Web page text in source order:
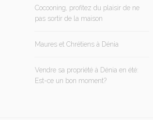
Cocooning, profitez du plaisir de ne
pas sortir de la maison
Maures et Chrétiens à Dénia
Vendre sa propriété à Dénia en été:
Est-ce un bon moment?